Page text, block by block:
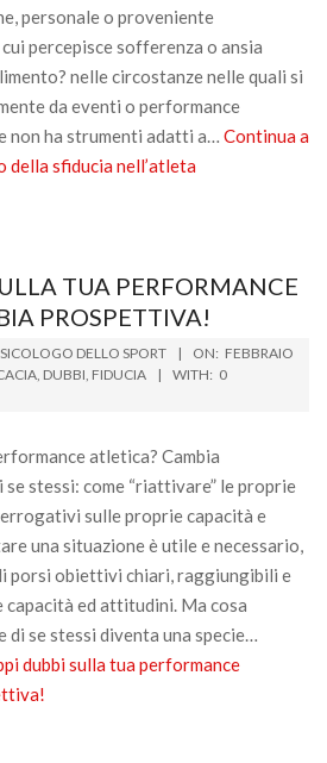
personale o proveniente
percepisce sofferenza o ansia
nelle circostanze nelle quali si
da eventi o performance
non ha strumenti adatti a… Continua a
della sfiducia nell’atleta
TUA PERFORMANCE
PROSPETTIVA!
DELLO SPORT ON: FEBBRAIO
, DUBBI, FIDUCIA WITH: 0
atletica? Cambia
stessi: come “riattivare” le proprie
sulle proprie capacità e
una situazione è utile e necessario,
porsi obiettivi chiari, raggiungibili e
ed attitudini. Ma cosa
di se stessi diventa una specie…
dubbi sulla tua performance